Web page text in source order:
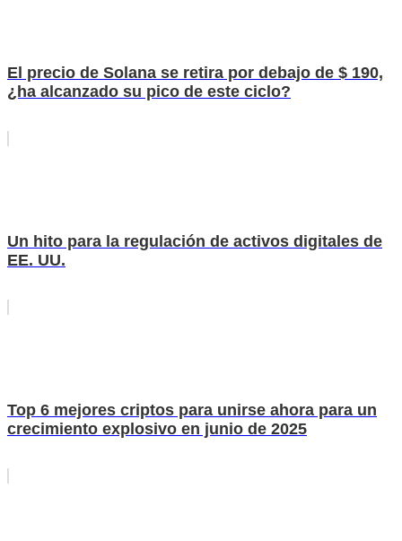
El precio de Solana se retira por debajo de $ 190,
¿ha alcanzado su pico de este ciclo?
Un hito para la regulación de activos digitales de
EE. UU.
Top 6 mejores criptos para unirse ahora para un
crecimiento explosivo en junio de 2025